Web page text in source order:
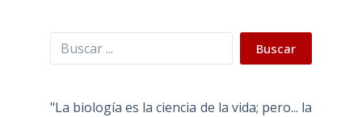
Buscar Buscar
"La biología es la ciencia de la vida; pero... la